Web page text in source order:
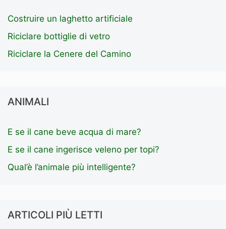
Costruire un laghetto artificiale
Riciclare bottiglie di vetro
Riciclare la Cenere del Camino
ANIMALI
E se il cane beve acqua di mare?
E se il cane ingerisce veleno per topi?
Qual’è l’animale più intelligente?
ARTICOLI PIÙ LETTI